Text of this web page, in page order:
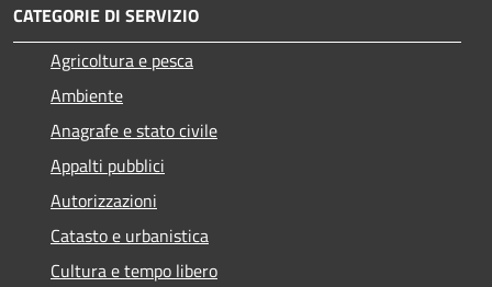
CATEGORIE DI SERVIZIO
Agricoltura e pesca
Ambiente
Anagrafe e stato civile
Appalti pubblici
Autorizzazioni
Catasto e urbanistica
Cultura e tempo libero